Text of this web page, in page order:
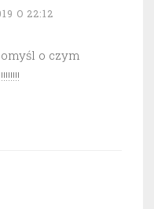
O 22:12
o czym